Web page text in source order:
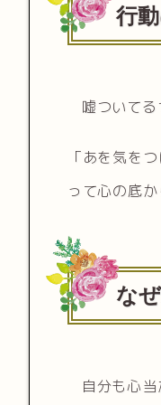
行
嘘ついてる
「あを気を
って心の底か
な
自分も心当